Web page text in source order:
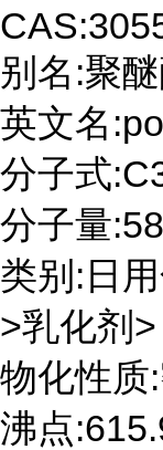
别名:聚
英文名
分子式
分子量
类别:日
>乳化剂>
物化性质
沸点